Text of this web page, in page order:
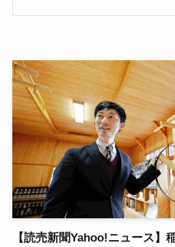
【読売新聞Yahoo!ニュース】